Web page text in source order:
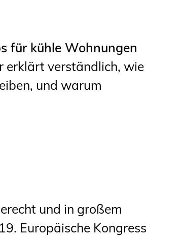
Programm
Wissenswertes für
Studierende
Kontakt und Anfahrt
für kühle Wohnungen
erklärt verständlich, wie
und warum
und in großem
Europäische Kongress